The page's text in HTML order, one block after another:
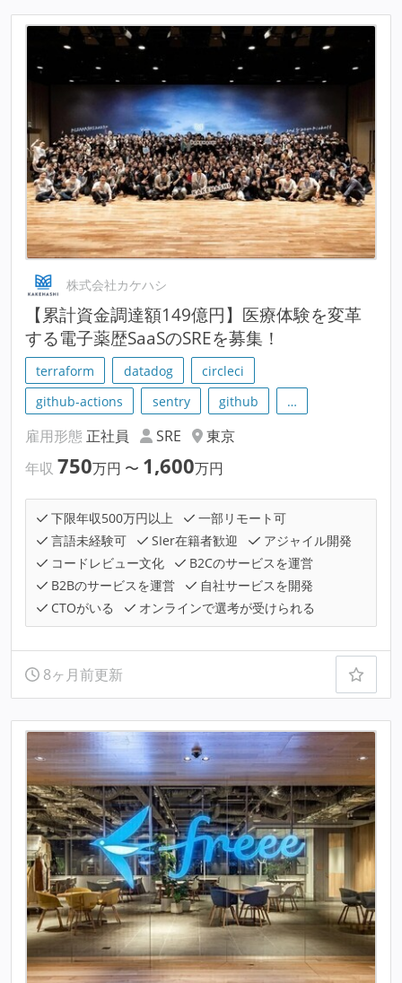
株式会社カケハシ
【累計資金調達額149億円】医療体験を変革
する電子薬歴SaaSのSREを募集！
terraform datadog
circleci
github-actions
sentry github …
雇用形態 正社員 SRE
東京
年収 750万円 〜 1,600万円
下限年収500万円以上
一部リモート可
言語未経験可
SIer在籍者歓迎
アジャイル開発
コードレビュー文化
B2Cのサービスを運営
B2Bのサービスを運営
自社サービスを開発
CTOがいる
オンラインで選考が受けられる
8ヶ月前更新